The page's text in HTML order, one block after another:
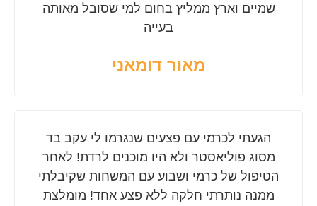
שמיים וארץ ממליץ בחום למי שסובל מאותה
בעייה
מאור דומאני
הגעתי לכרמי עם פצעים שנגרמו לי עקב בד
מסוג פוליאסטר ולא היו מוכנים לרדת! לאחר
הטיפול של כרמי ושבוע עם המשחות שקיבלתי
ממנה נותרתי חלקה ללא פצע אחד! מומלצת